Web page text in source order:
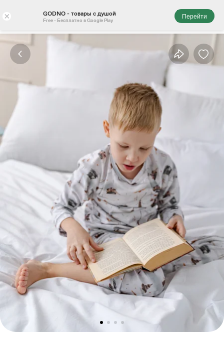
× GODNO - товары с душой
Free - Бесплатно в Google Play
Перейти